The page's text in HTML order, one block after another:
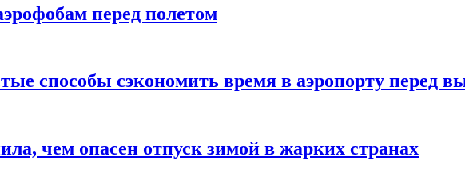
перед полетом
способы сэкономить время в аэропорту перед
чем опасен отпуск зимой в жарких странах